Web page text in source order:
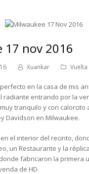
17 nov 2016
Xuankar
en la casa de mis
radiante entrando por la
tranquilo y con calorcito
Davidson en Milwaukee.
el interior del recinto,
un Restaurante y la
fabricaron la primera
de HD.